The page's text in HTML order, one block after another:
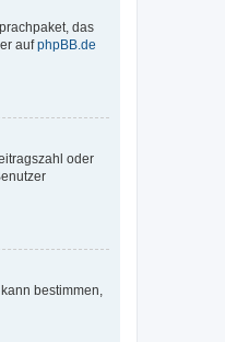
das
aufphpBB.de
oder
bestimmen,